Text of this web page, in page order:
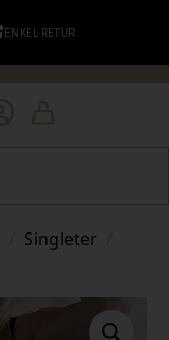
ENKEL RETUR
Singleter